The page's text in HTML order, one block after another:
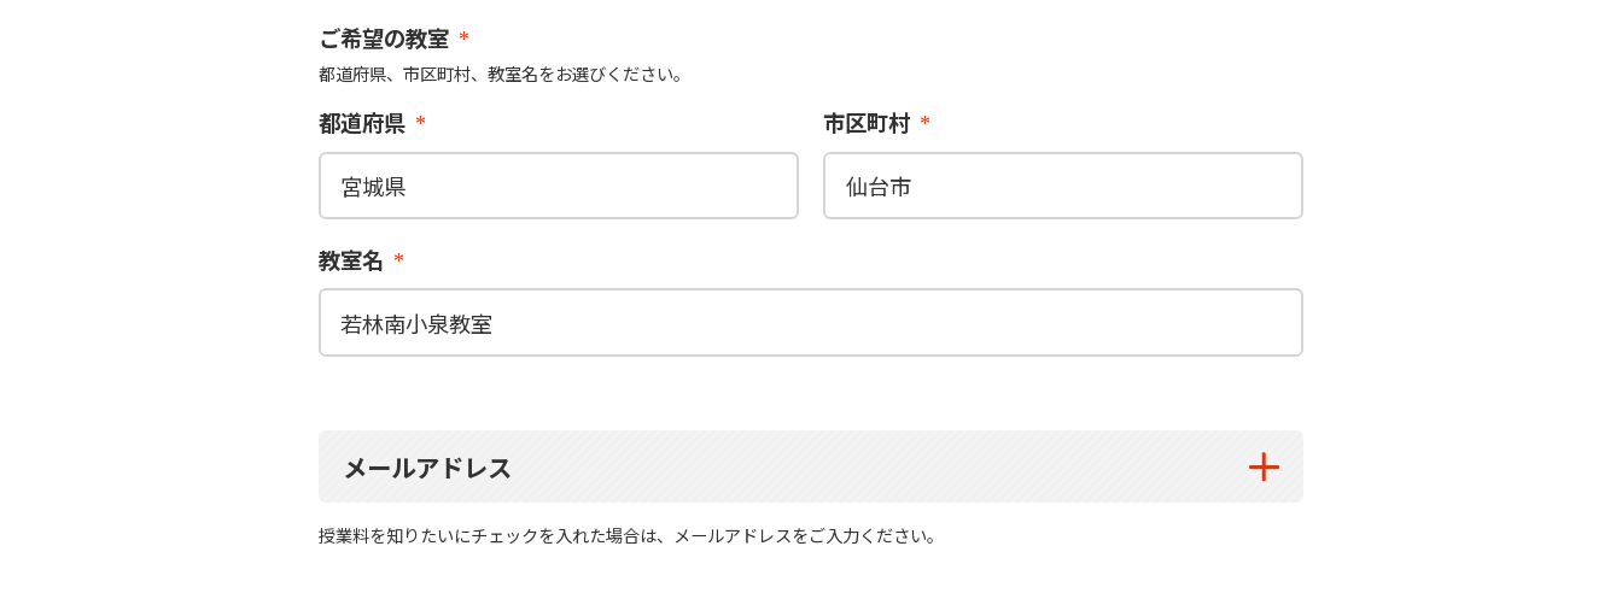
ご希望の教室
都道府県、市区町村、教室名をお選びください。
都道府県 市区町村
教室名
メールアドレス
授業料を知りたいにチェックを入れた場合は、メールアドレスをご入力ください。